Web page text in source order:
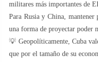
militares más importantes de
Para Rusia y China, mantener
una forma de proyectar poder
💡 Geopolíticamente, Cuba
que por el tamaño de su